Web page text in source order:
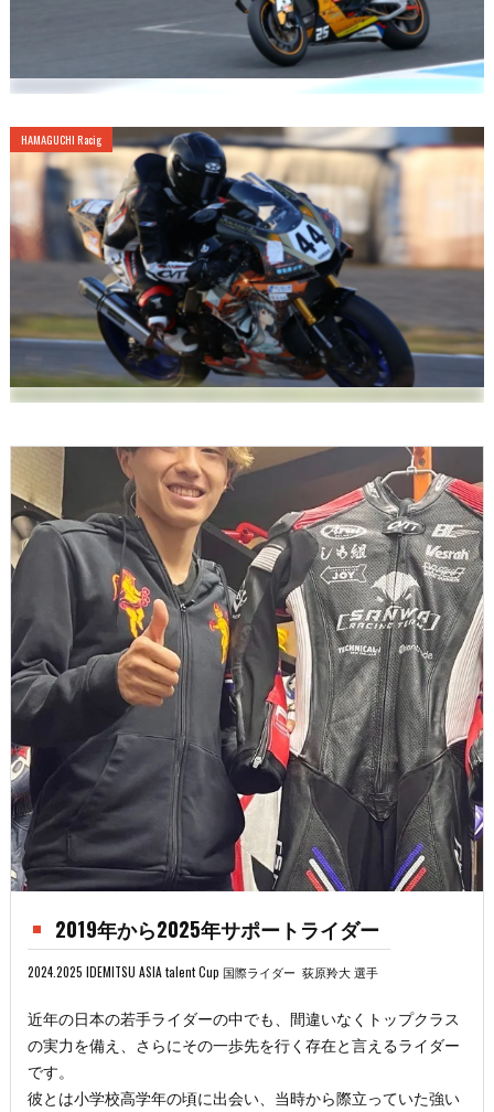
HAMAGUCHI Racig
2019年から2025年サポートライダー
2024.2025 IDEMITSU ASIA talent Cup 国際ライダー 荻原羚大 選手
近年の日本の若手ライダーの中でも、間違いなくトップクラス
の実力を備え、さらにその一歩先を行く存在と言えるライダー
です。
彼とは小学校高学年の頃に出会い、当時から際立っていた強い